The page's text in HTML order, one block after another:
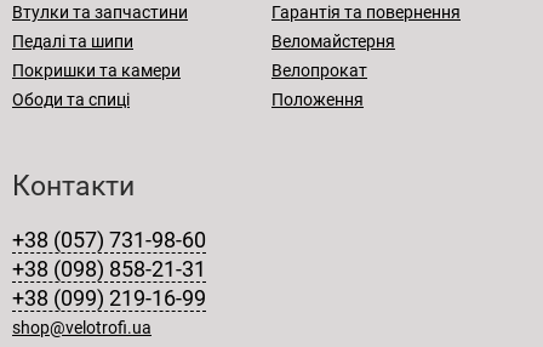
Втулки та запчастини
Педалі та шипи
Покришки та камери
Ободи та спиці
Гарантія та повернення
Веломайстерня
Велопрокат
Положення
Контакти
+38 (057) 731-98-60
+38 (098) 858-21-31
+38 (099) 219-16-99
shop@velotrofi.ua